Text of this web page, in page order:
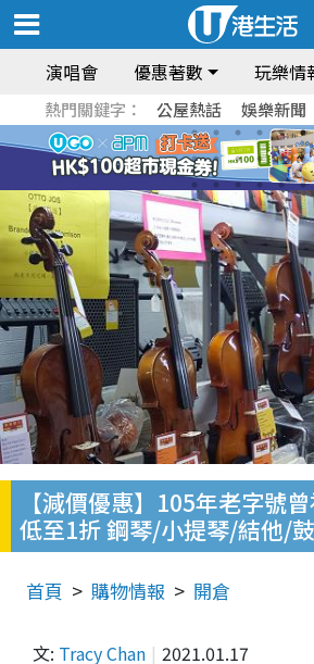
演唱會 優惠著數 玩樂情
熱門關鍵字： 公屋熱話 娛樂新聞
【減價優惠】105年老字號
低至1折 鋼琴/小提琴/結他/
首頁 購物情報 開倉
文: Tracy Chan 2021.01.17